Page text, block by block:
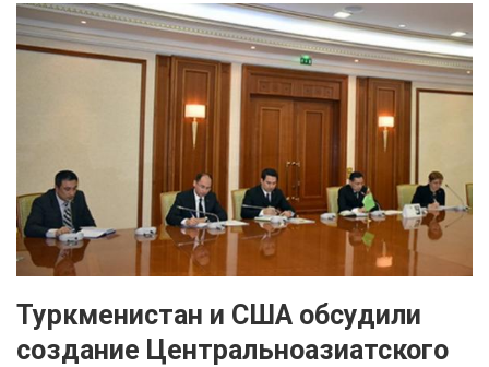
Туркменистан и США обсудили
создание Центральноазиатского